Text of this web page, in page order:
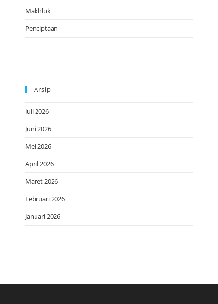
Makhluk
Penciptaan
Arsip
Juli 2026
Juni 2026
Mei 2026
April 2026
Maret 2026
Februari 2026
Januari 2026